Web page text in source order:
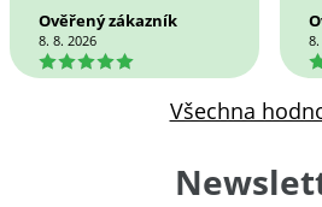
Ověřený zákazník
8. 8. 2026
5 5
Všechna